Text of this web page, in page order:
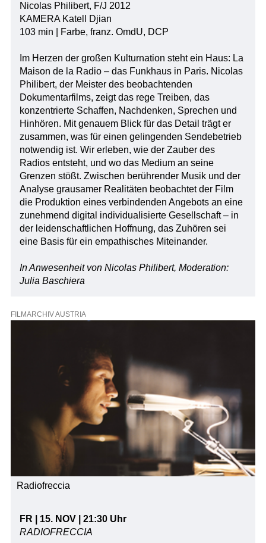
Nicolas Philibert, F/J 2012
KAMERA Katell Djian
103 min | Farbe, franz. OmdU, DCP
Im Herzen der großen Kulturnation steht ein Haus: La
Maison de la Radio – das Funkhaus in Paris. Nicolas
Philibert, der Meister des beobachtenden
Dokumentarfilms, zeigt das rege Treiben, das
konzentrierte Schaffen, Nachdenken, Sprechen und
Hinhören. Mit genauem Blick für das Detail trägt er
zusammen, was für einen gelingenden Sendebetrieb
notwendig ist. Wir erleben, wie der Zauber des
Radios entsteht, und wo das Medium an seine
Grenzen stößt. Zwischen berührender Musik und der
Analyse grausamer Realitäten beobachtet der Film
die Produktion eines verbindenden Angebots an eine
zunehmend digital individualisierte Gesellschaft – in
der leidenschaftlichen Hoffnung, das Zuhören sei
eine Basis für ein empathisches Miteinander.
In Anwesenheit von Nicolas Philibert, Moderation:
Julia Baschiera
FILMARCHIV AUSTRIA
Radiofreccia
FR | 15. NOV | 21:30 Uhr
RADIOFRECCIA